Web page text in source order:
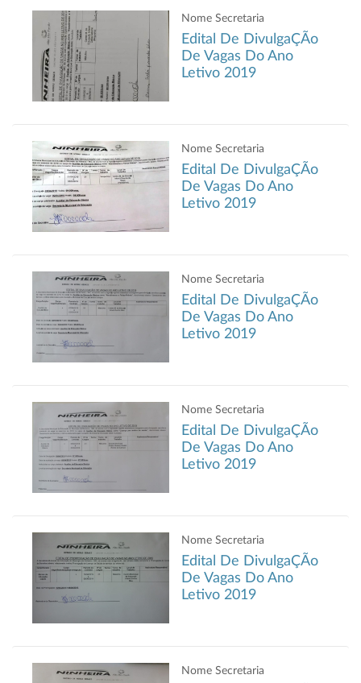
Nome Secretaria
Edital De DivulgaÇÃo
De Vagas Do Ano
Letivo 2019
Nome Secretaria
Edital De DivulgaÇÃo
De Vagas Do Ano
Letivo 2019
Nome Secretaria
Edital De DivulgaÇÃo
De Vagas Do Ano
Letivo 2019
Nome Secretaria
Edital De DivulgaÇÃo
De Vagas Do Ano
Letivo 2019
Nome Secretaria
Edital De DivulgaÇÃo
De Vagas Do Ano
Letivo 2019
Nome Secretaria